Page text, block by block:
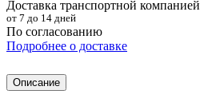
Доставка транспортной компанией
от 7 до 14 дней
По согласованию
Подробнее о доставке
Описание